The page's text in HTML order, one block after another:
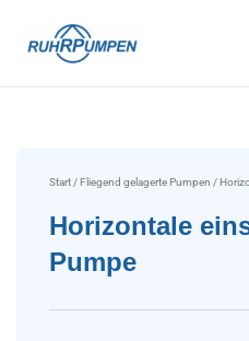
Inhalt
springen
Start /Fliegend gelagerte Pumpen /
Horizontale
Pumpe